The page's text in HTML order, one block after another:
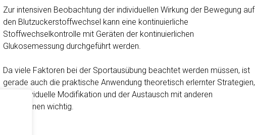
Zur intensiven Beobachtung der individuellen Wirkung der Bewegung auf
den Blutzuckerstoffwechsel kann eine kontinuierliche
Stoffwechselkontrolle mit Geräten der kontinuierlichen
Glukosemessung durchgeführt werden.
Da viele Faktoren bei der Sportausübung beachtet werden müssen, ist
gerade auch die praktische Anwendung theoretisch erlernter Strategien,
ihre individuelle Modifikation und der Austausch mit anderen
Betroffenen wichtig.